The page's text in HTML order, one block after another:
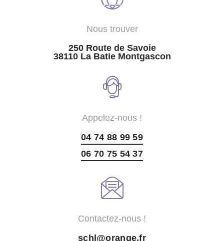
Nous trouver
250 Route de Savoie
38110 La Batie Montgascon
Appelez-nous !
04 74 88 99 59
06 70 75 54 37
Contactez-nous !
schl@orange.fr